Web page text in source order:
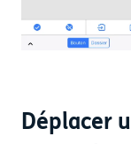
Déplacer